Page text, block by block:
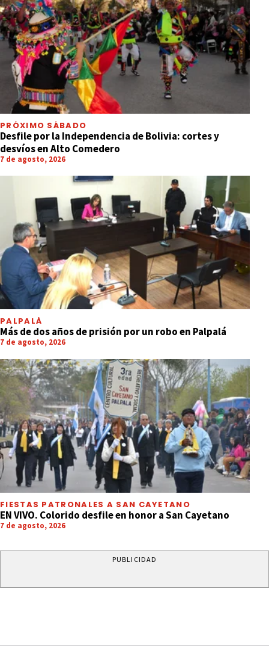
PRÓXIMO SÁBADO
Desfile por la Independencia de Bolivia: cortes y
desvíos en Alto Comedero
7 de agosto, 2026
PALPALÁ
Más de dos años de prisión por un robo en Palpalá
7 de agosto, 2026
FIESTAS PATRONALES A SAN CAYETANO
EN VIVO. Colorido desfile en honor a San Cayetano
7 de agosto, 2026
PUBLICIDAD